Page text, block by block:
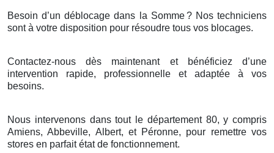
Besoin d’un déblocage dans la Somme? Nos techniciens
sontà votre disposition pour résoudre tous vos blocages.
Contactez-nous dès maintenant et bénéficiez d’une
intervention rapide, professionnelle et adaptée à vos
besoins.
Nous intervenons dans tout le département 80, y compris
Amiens, Abbeville, Albert, et Péronne, pour remettre vos
stores en parfait état de fonctionnement.